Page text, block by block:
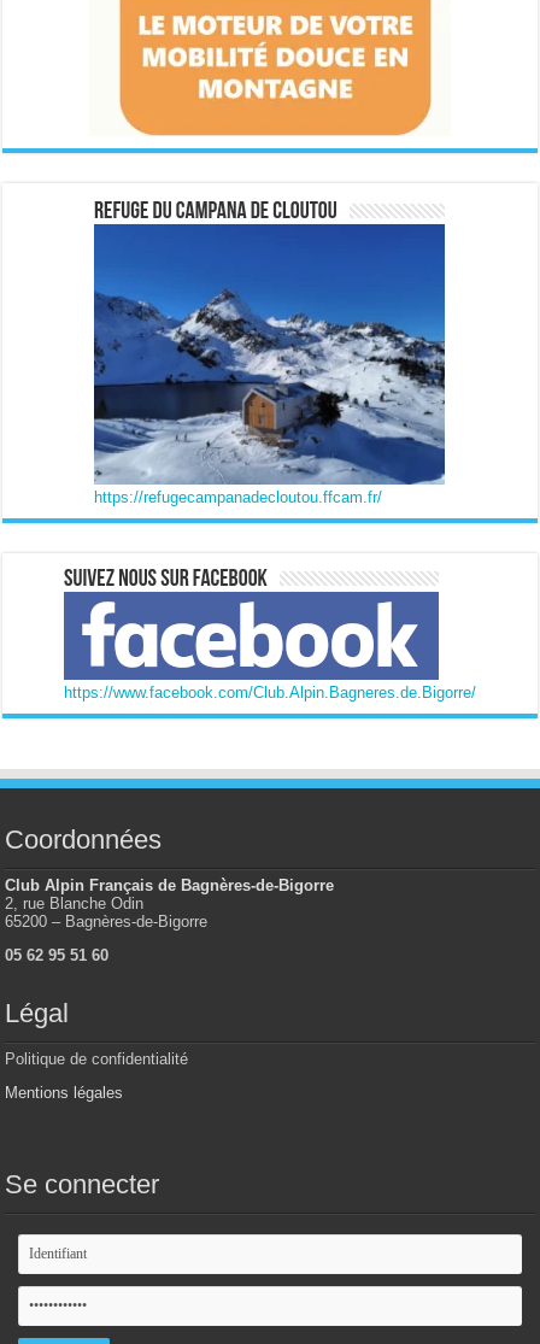
https://refugecampanadecloutou.ffcam.fr/
https://www.facebook.com/Club.Alpin.Bagneres.de.Bigorre/
Coordonnées
Club Alpin Français de Bagnères-de-Bigorre
2, rue Blanche Odin
65200 – Bagnères-de-Bigorre
05 62 95 51 60
Légal
Politique de confidentialité
Mentions légales
Se connecter